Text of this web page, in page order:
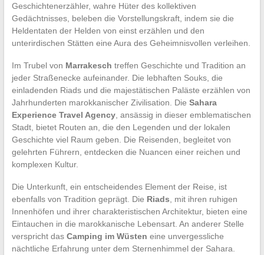
Geschichtenerzähler, wahre Hüter des kollektiven
Gedächtnisses, beleben die Vorstellungskraft, indem sie die
Heldentaten der Helden von einst erzählen und den
unterirdischen Stätten eine Aura des Geheimnisvollen verleihen.
Im Trubel von Marrakesch treffen Geschichte und Tradition an
jeder Straßenecke aufeinander. Die lebhaften Souks, die
einladenden Riads und die majestätischen Paläste erzählen von
Jahrhunderten marokkanischer Zivilisation. Die Sahara
Experience Travel Agency, ansässig in dieser emblematischen
Stadt, bietet Routen an, die den Legenden und der lokalen
Geschichte viel Raum geben. Die Reisenden, begleitet von
gelehrten Führern, entdecken die Nuancen einer reichen und
komplexen Kultur.
Die Unterkunft, ein entscheidendes Element der Reise, ist
ebenfalls von Tradition geprägt. Die Riads , mit ihren ruhigen
Innenhöfen und ihrer charakteristischen Architektur, bieten eine
Eintauchen in die marokkanische Lebensart. An anderer Stelle
verspricht das Camping im Wüsten eine unvergessliche
nächtliche Erfahrung unter dem Sternenhimmel der Sahara.